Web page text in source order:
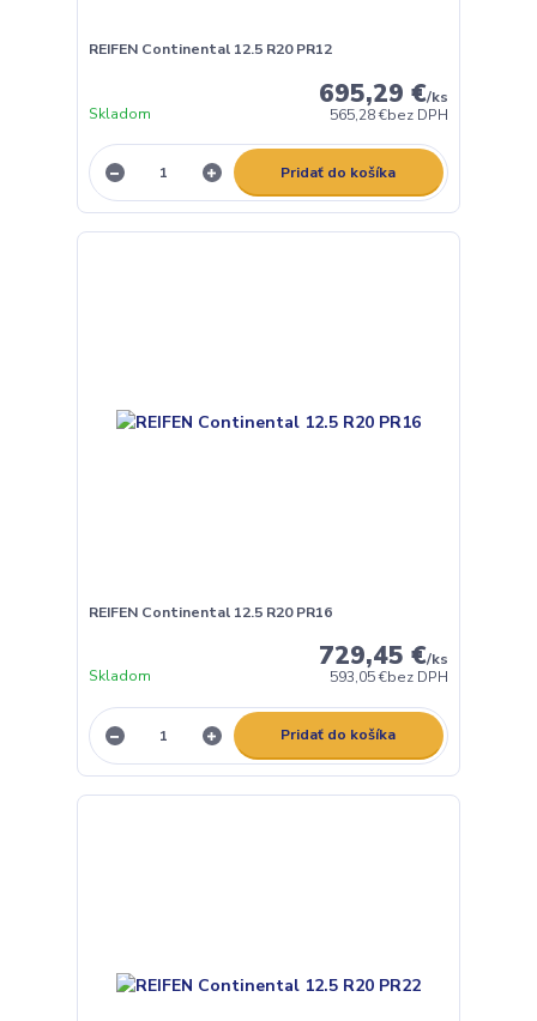
REIFEN Continental 12.5 R20 PR12
695,29 €/ks
565,28 €bez DPH
Skladom
Pridať do košíka
REIFEN Continental 12.5 R20 PR16
729,45 €/ks
593,05 €bez DPH
Skladom
Pridať do košíka